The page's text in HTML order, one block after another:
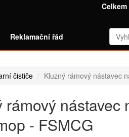
Reklamační řád
čističe Kluzný rámový nástavec
rámový nástavec
- FSMCG